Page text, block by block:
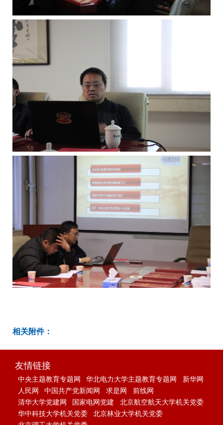
相关附件：
友情链接
中央主题教育专题网 华北电力大学主题教育专题网
新华网
人民网
中国共产党新闻网 求是网
前线网
清华大学党建网
国家电网党建
北京航空航天大学机关党委
华中科技大学机关党委
北京林业大学机关党委